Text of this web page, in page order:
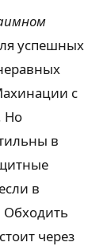
успешных
с
Но
в
в
Обходить
через